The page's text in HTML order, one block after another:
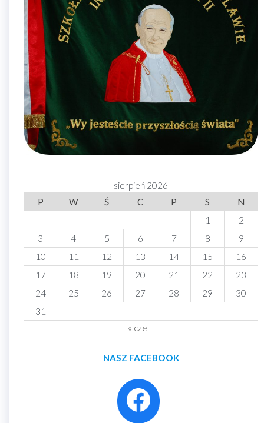
sierpień 2026
P
W Ś C P S
N
1
2
3
4 5 6 7 8
9
10
11 12 13 14 15
16
17
18 19 20 21 22
23
24
25 26 27 28 29
30
31
« cze
NASZ FACEBOOK